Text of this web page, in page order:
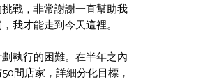
戰，非常謝謝一直幫助我
我才能走到今天這裡。
執行的困難。 在半年之內
間店家，詳細分化目標，